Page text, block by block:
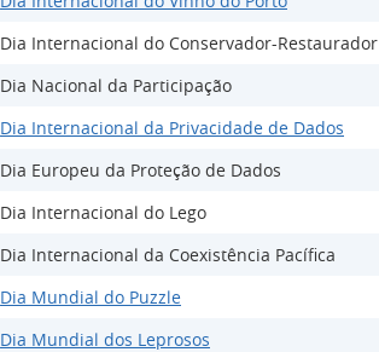
Dia Internacional do Conservador-Restaurador
Dia Nacional da Participação
Dia Internacional da Privacidade de Dados
Dia Europeu da Proteção de Dados
Dia Internacional do Lego
Dia Internacional da Coexistência Pacífica
Dia Mundial do Puzzle
Dia Mundial dos Leprosos